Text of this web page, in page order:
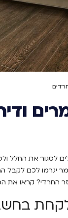
לסגור את החלל
יגרמו לכם
החרדי? קראו את